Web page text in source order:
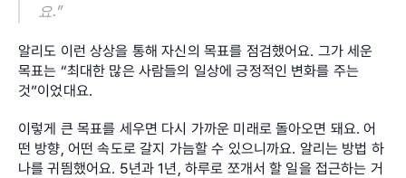
요.”
알리도 이런 상상을 통해 자신의 목표를 점검했어요. 그가 세운
목표는 “최대한 많은 사람들의 일상에 긍정적인 변화를 주는
것”이었대요.
이렇게 큰 목표를 세우면 다시 가까운 미래로 돌아오면 돼요. 어
떤 방향, 어떤 속도로 갈지 가늠할 수 있으니까요. 알리는 방법 하
나를 귀띔했어요. 5년과 1년, 하루로 쪼개서 할 일을 접근하는 거